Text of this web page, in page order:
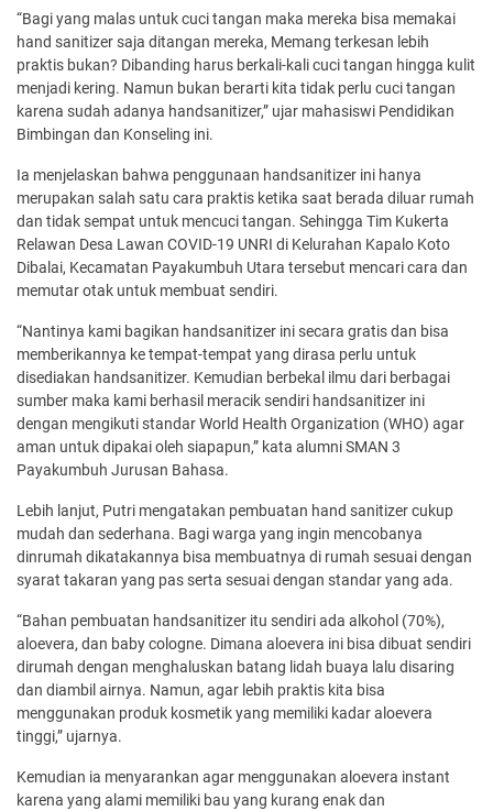
“Bagi yang malas untuk cuci tangan maka mereka bisa memakai
hand sanitizer saja ditangan mereka, Memang terkesan lebih
praktis bukan? Dibanding harus berkali-kali cuci tangan hingga kulit
menjadi kering. Namun bukan berarti kita tidak perlu cuci tangan
karena sudah adanya handsanitizer,” ujar mahasiswi Pendidikan
Bimbingan dan Konseling ini.
Ia menjelaskan bahwa penggunaan handsanitizer ini hanya
merupakan salah satu cara praktis ketika saat berada diluar rumah
dan tidak sempat untuk mencuci tangan. Sehingga Tim Kukerta
Relawan Desa Lawan COVID-19 UNRI di Kelurahan Kapalo Koto
Dibalai, Kecamatan Payakumbuh Utara tersebut mencari cara dan
memutar otak untuk membuat sendiri.
“Nantinya kami bagikan handsanitizer ini secara gratis dan bisa
memberikannya ke tempat-tempat yang dirasa perlu untuk
disediakan handsanitizer. Kemudian berbekal ilmu dari berbagai
sumber maka kami berhasil meracik sendiri handsanitizer ini
dengan mengikuti standar World Health Organization (WHO) agar
aman untuk dipakai oleh siapapun,” kata alumni SMAN 3
Payakumbuh Jurusan Bahasa.
Lebih lanjut, Putri mengatakan pembuatan hand sanitizer cukup
mudah dan sederhana. Bagi warga yang ingin mencobanya
dinrumah dikatakannya bisa membuatnya di rumah sesuai dengan
syarat takaran yang pas serta sesuai dengan standar yang ada.
“Bahan pembuatan handsanitizer itu sendiri ada alkohol (70%),
aloevera, dan baby cologne. Dimana aloevera ini bisa dibuat sendiri
dirumah dengan menghaluskan batang lidah buaya lalu disaring
dan diambil airnya. Namun, agar lebih praktis kita bisa
menggunakan produk kosmetik yang memiliki kadar aloevera
tinggi,” ujarnya.
Kemudian ia menyarankan agar menggunakan aloevera instant
karena yang alami memiliki bau yang kurang enak dan